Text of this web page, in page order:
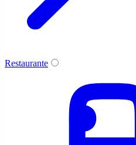
Restaurante